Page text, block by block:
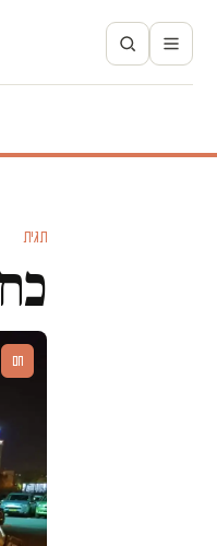
תגית
חם